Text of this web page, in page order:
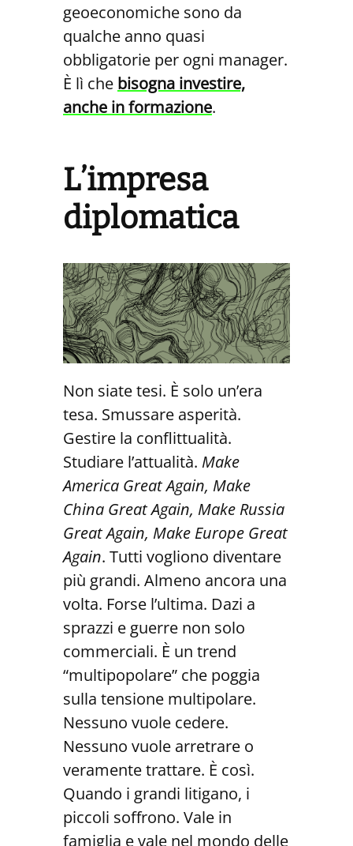
geoeconomiche sono da
qualche anno quasi
obbligatorie per ogni manager.
È lì che bisogna investire,
anche in formazione.
L’impresa
diplomatica
Non siate tesi. È solo un’era
tesa. Smussare asperità.
Gestire la conflittualità.
Studiare l’attualità. Make
America Great Again, Make
China Great Again, Make Russia
Great Again, Make Europe Great
Again. Tutti vogliono diventare
più grandi. Almeno ancora una
volta. Forse l’ultima. Dazi a
sprazzi e guerre non solo
commerciali. È un trend
“multipopolare” che poggia
sulla tensione multipolare.
Nessuno vuole cedere.
Nessuno vuole arretrare o
veramente trattare. È così.
Quando i grandi litigano, i
piccoli soffrono. Vale in
famiglia e vale nel mondo delle